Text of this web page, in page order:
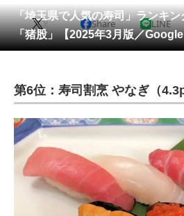
会員記事
メディア
ITの今と未来を見通す
スマホと通信の最新トレンド
進化するPCとデバイスの未来
好きが集まる 比べて選べる
「埼玉県で人気の寿司」ランキ
「猪股」【2025年3月版／
X Share LINE
第6位：寿司割烹 やなぎ（